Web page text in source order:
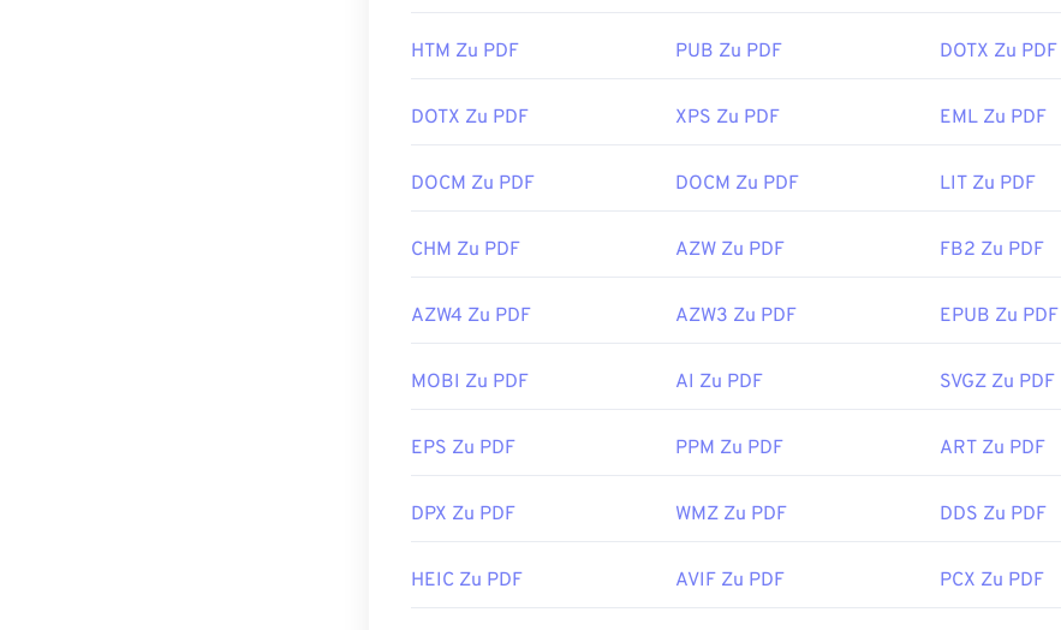
HTM Zu PDF PUB Zu PDF DOTX Zu PDF
DOTX Zu PDF XPS Zu PDF EML Zu PDF
DOCM Zu PDF DOCM Zu PDF LIT Zu PDF
CHM Zu PDF AZW Zu PDF FB2 Zu PDF
AZW4 Zu PDF AZW3 Zu PDF EPUB Zu PDF
MOBI Zu PDF AI Zu PDF SVGZ Zu PDF
EPS Zu PDF PPM Zu PDF ART Zu PDF
DPX Zu PDF WMZ Zu PDF DDS Zu PDF
HEIC Zu PDF AVIF Zu PDF PCX Zu PDF